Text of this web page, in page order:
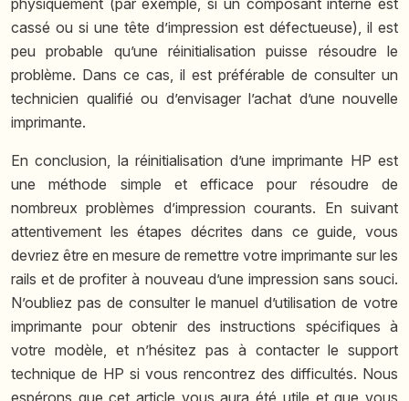
physiquement (par exemple, si un composant interne est
cassé ou si une tête d’impression est défectueuse), il est
peu probable qu’une réinitialisation puisse résoudre le
problème. Dans ce cas, il est préférable de consulter un
technicien qualifié ou d’envisager l’achat d’une nouvelle
imprimante.
En conclusion, la réinitialisation d’une imprimante HP est
une méthode simple et efficace pour résoudre de
nombreux problèmes d’impression courants. En suivant
attentivement les étapes décrites dans ce guide, vous
devriez être en mesure de remettre votre imprimante sur les
rails et de profiter à nouveau d’une impression sans souci.
N’oubliez pas de consulter le manuel d’utilisation de votre
imprimante pour obtenir des instructions spécifiques à
votre modèle, et n’hésitez pas à contacter le support
technique de HP si vous rencontrez des difficultés. Nous